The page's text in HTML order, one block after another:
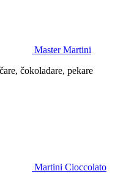
Master Martini
čokoladare, pekare
Martini Cioccolato